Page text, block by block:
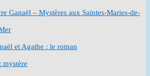
Ganaël – Mystères aux Saintes-Maries-de-
et Agathe : le roman
mystère